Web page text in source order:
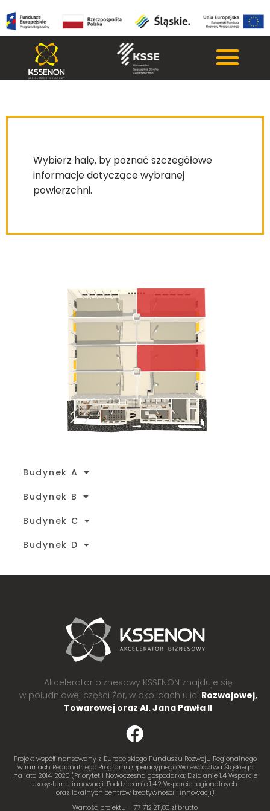
Wybierz halę, by poznać szczegółowe
informacje dotyczące wybranej
powierzchni.
Budynek A
Budynek B
Budynek C
Budynek D
Akcelerator biznesowy KSSENON znajduje się
w południowej części Żor, w okolicach ulic: Rozwojowej,
Towarowej oraz Al. Jana Pawła II
Projekt współfinansowany z Europejskiego Funduszu Rozwoju Regionalnego
w ramach Regionalnego Programu Operacyjnego Województwa Śląskiego
na lata 2014-2020 (Priorytet I Nowoczesna gospodarka; Działanie 1.4 Wsparcie
ekosystemu innowacji, Poddziałanie 1.4.2 Wsparcie regionalnych
oraz lokalnych centrów kreatywności i innowacji)
Wartość projektu – 77 712 211,80 zł brutto